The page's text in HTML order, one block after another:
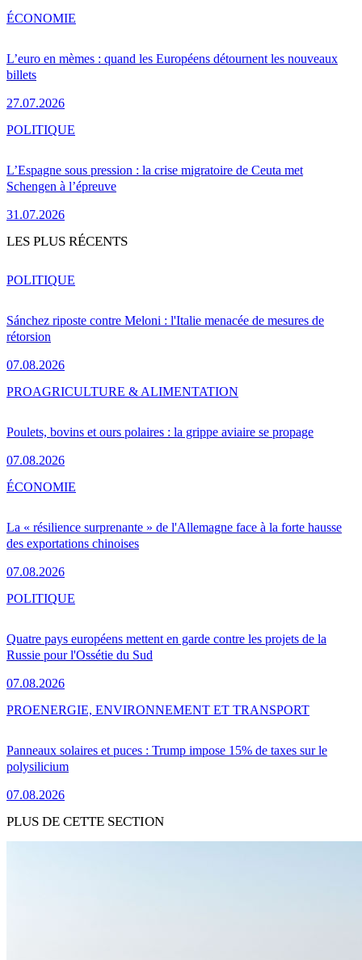
L’euro en mèmes : quand les Européens détournent les nouveaux
billets
27.07.2026
ÉCONOMIE
L’Espagne sous pression : la crise migratoire de Ceuta met
Schengen à l’épreuve
31.07.2026
POLITIQUE
LES PLUS RÉCENTS
Sánchez riposte contre Meloni : l'Italie menacée de mesures de
rétorsion
07.08.2026
POLITIQUE
Poulets, bovins et ours polaires : la grippe aviaire se propage
07.08.2026
PROAGRICULTURE & ALIMENTATION
La « résilience surprenante » de l'Allemagne face à la forte hausse
des exportations chinoises
07.08.2026
ÉCONOMIE
Quatre pays européens mettent en garde contre les projets de la
Russie pour l'Ossétie du Sud
07.08.2026
POLITIQUE
Panneaux solaires et puces : Trump impose 15% de taxes sur le
polysilicium
07.08.2026
PROENERGIE, ENVIRONNEMENT ET TRANSPORT
PLUS DE CETTE SECTION